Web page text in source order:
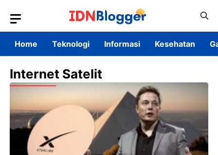
content
Home
Teknologi Informasi Kesehatan
Internet Satelit